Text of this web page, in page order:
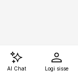
AI Chat Logi sisse